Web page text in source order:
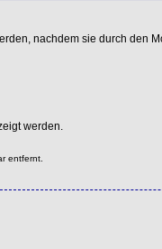
nachdem sie durch den
werden.
entfernt.